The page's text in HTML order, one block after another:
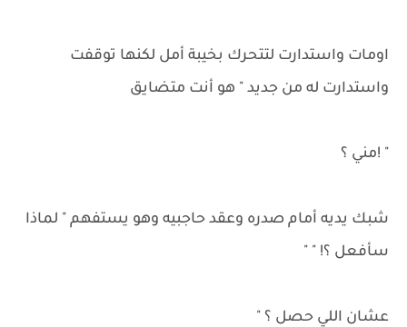
اومات واستدارت لتتحرك بخيبة أمل لكنها توقفت
واستدارت له من جديد " هو أنت متضايق
" !مني ؟
شبك يديه أمام صدره وعقد حاجبيه وهو يستفهم " لماذا
سأفعل ؟! " "
عشان اللي حصل ؟ "